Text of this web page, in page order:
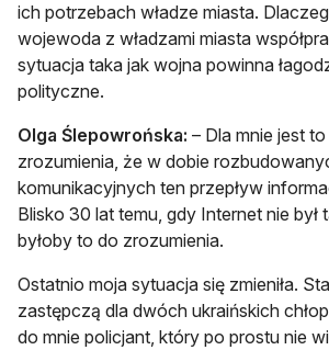
ich potrzebach władze miasta.
wojewoda z władzami miasta
sytuacja taka jak wojna powinna
polityczne.
Olga Ślepowrońska: – Dla mnie jest
zrozumienia, że w dobie
komunikacyjnych ten przepływ
Blisko 30 lat temu, gdy Internet nie był
byłoby to do zrozumienia.
Ostatnio moja sytuacja się zmieniła.
zastępczą dla dwóch ukraińskich
do mnie policjant, który po prostu nie